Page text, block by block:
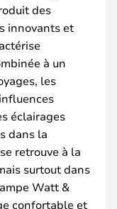
des
innovants et
à un
les
éclairages
dans la
retrouve à la
surtout dans
Watt &
confortable et